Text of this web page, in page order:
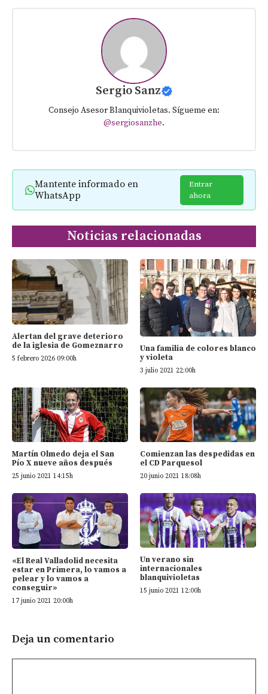
Sergio Sanz
Consejo Asesor Blanquivioletas. Sígueme en:
@sergiosanzhe.
Mantente informado en
WhatsApp
Entrar
ahora
Noticias relacionadas
Alertan del grave deterioro
de la iglesia de Gomeznarro
5 febrero 2026 09:00h
Una familia de colores blanco
y violeta
3 julio 2021 22:00h
Martín Olmedo deja el San
Pío X nueve años después
25 junio 2021 14:15h
Comienzan las despedidas en
el CD Parquesol
20 junio 2021 18:08h
«El Real Valladolid necesita
estar en Primera, lo vamos a
pelear y lo vamos a
conseguir»
17 junio 2021 20:00h
Un verano sin
internacionales
blanquivioletas
15 junio 2021 12:00h
Deja un comentario